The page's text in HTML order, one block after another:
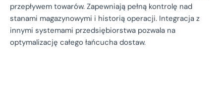
przepływem towarów. Zapewniają pełną kontrolę nad
stanami magazynowymi i historią operacji. Integracja z
innymi systemami przedsiębiorstwa pozwala na
optymalizację całego łańcucha dostaw.